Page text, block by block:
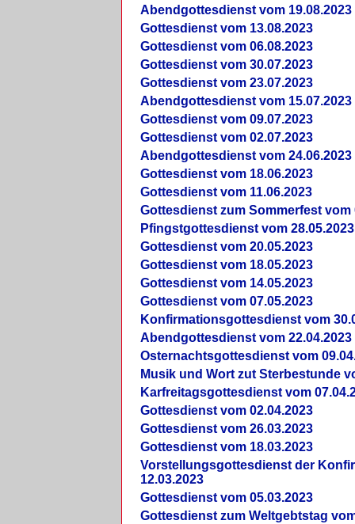
Abendgottesdienst vom 19.08.2023
Gottesdienst vom 13.08.2023
Gottesdienst vom 06.08.2023
Gottesdienst vom 30.07.2023
Gottesdienst vom 23.07.2023
Abendgottesdienst vom 15.07.2023
Gottesdienst vom 09.07.2023
Gottesdienst vom 02.07.2023
Abendgottesdienst vom 24.06.2023
Gottesdienst vom 18.06.2023
Gottesdienst vom 11.06.2023
Gottesdienst zum Sommerfest vom
Pfingstgottesdienst vom 28.05.2023
Gottesdienst vom 20.05.2023
Gottesdienst vom 18.05.2023
Gottesdienst vom 14.05.2023
Gottesdienst vom 07.05.2023
Konfirmationsgottesdienst vom
Abendgottesdienst vom 22.04.2023
Osternachtsgottesdienst vom
Musik und Wort zut Sterbestunde
Karfreitagsgottesdienst vom
Gottesdienst vom 02.04.2023
Gottesdienst vom 26.03.2023
Gottesdienst vom 18.03.2023
Vorstellungsgottesdienst der
12.03.2023
Gottesdienst vom 05.03.2023
Gottesdienst zum Weltgebtstag